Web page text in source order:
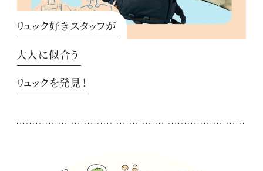
リュック好きスタッフが
大人に似合う
リュックを発見！